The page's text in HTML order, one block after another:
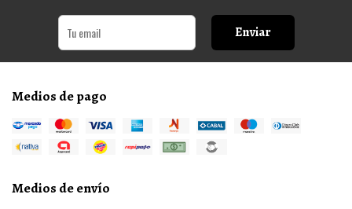
Enviar
Medios de pago
Medios de envío